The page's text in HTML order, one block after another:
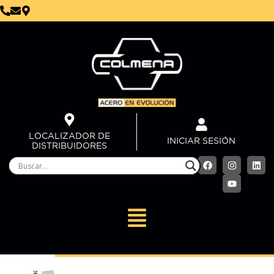
LOCALIZADOR DE
DISTRIBUIDORES
INICIAR SESIÓN